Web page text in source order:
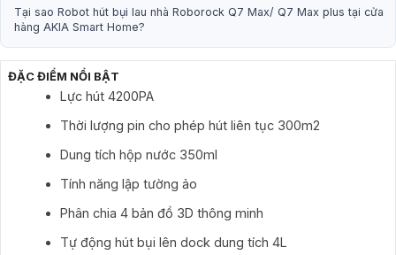
Tại sao Robot hút bụi lau nhà Roborock Q7 Max/ Q7 Max plus tại cửa
hàng AKIA Smart Home?
ĐẶC ĐIỂM NỔI BẬT
Lực hút 4200PA
Thời lượng pin cho phép hút liên tục 300m2
Dung tích hộp nước 350ml
Tính năng lập tường ảo
Phân chia 4 bản đồ 3D thông minh
Tự động hút bụi lên dock dung tích 4L